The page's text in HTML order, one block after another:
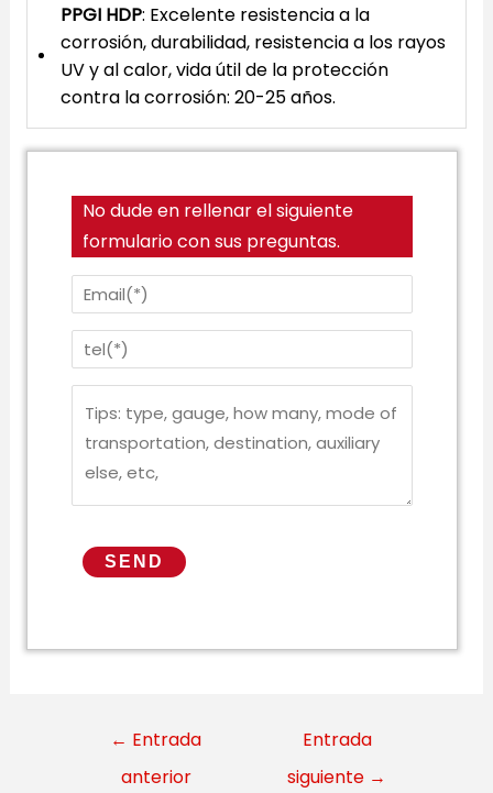
PPGI HDP: Excelente resistencia a la
corrosión, durabilidad, resistencia a los rayos
UV y al calor, vida útil de la protección
contra la corrosión: 20-25 años.
No dude en rellenar el siguiente
formulario con sus preguntas.
← Entrada
anterior
Entrada
siguiente →